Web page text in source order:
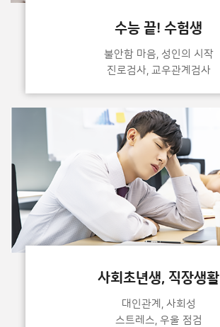
수능 끝! 수험생
불안함 마음, 성인의 시작
진로검사, 교우관계검사
사회초년생, 직장생활
대인관계, 사회성
스트레스, 우울 점검